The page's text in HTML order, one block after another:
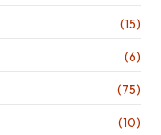
(15)
(6)
(75)
(10)